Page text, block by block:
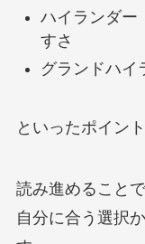
ハイランダー
すさ
グランドハイ
といったポイン
読み進めること
自分に合う選択